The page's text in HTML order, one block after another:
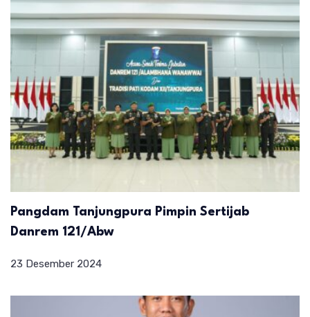
Pangdam Tanjungpura Pimpin Sertijab
Danrem 121/Abw
23 Desember 2024